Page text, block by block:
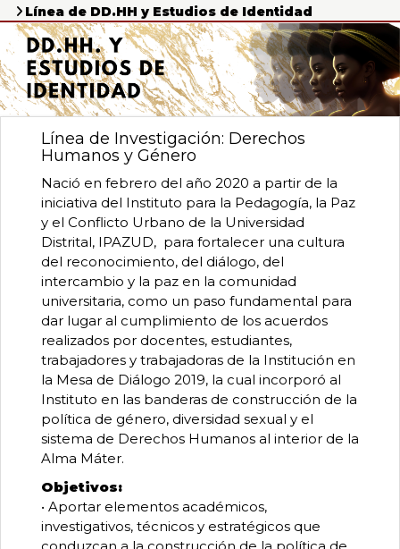
del
0
al
0
de
un
total
de
registros
Siguiente
Línea de DD.HH y Estudios de Identidad
Línea de Investigación: Derechos
Humanos y Género
Nació en febrero del año 2020 a partir de la
iniciativa del Instituto para la Pedagogía, la Paz
y el Conflicto Urbano de la Universidad
Distrital, IPAZUD, para fortalecer una cultura
del reconocimiento, del diálogo, del
intercambio y la paz en la comunidad
universitaria, como un paso fundamental para
dar lugar al cumplimiento de los acuerdos
realizados por docentes, estudiantes,
trabajadores y trabajadoras de la Institución en
la Mesa de Diálogo 2019, la cual incorporó al
Instituto en las banderas de construcción de la
política de género, diversidad sexual y el
sistema de Derechos Humanos al interior de la
Alma Máter.
Objetivos:
• Aportar elementos académicos,
investigativos, técnicos y estratégicos que